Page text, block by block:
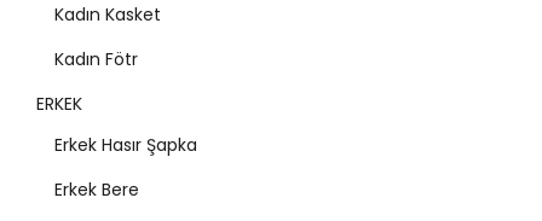
Kadın Kasket
Kadın Fötr
ERKEK
Erkek Hasır Şapka
Erkek Bere